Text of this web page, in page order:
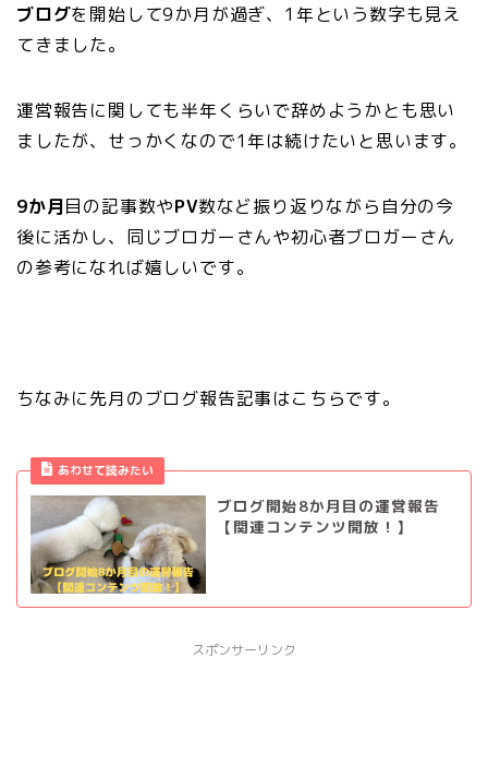
ブログを開始して9か月が過ぎ、1年という数字も見え
てきました。
運営報告に関しても半年くらいで辞めようかとも思い
ましたが、せっかくなので1年は続けたいと思います。
9か月目の記事数やPV数など振り返りながら 自分の今
後に活かし、同じブロガーさんや初心者ブロガーさん
の参考になれば嬉しいです。
ちなみに先月のブログ報告記事はこちらです。
あわせて読みたい
ブログ開始8か月目の運営報告
【関連コンテンツ開放！】
スポンサーリンク